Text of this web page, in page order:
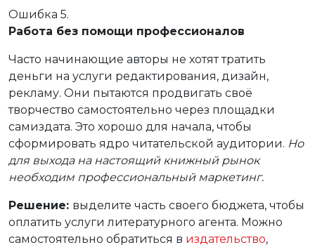
Ошибка 5.
Работа без помощи профессионалов
Часто начинающие авторы не хотят тратить
деньги на услуги редактирования, дизайн,
рекламу. Они пытаются продвигать своё
творчество самостоятельно через площадки
самиздата. Это хорошо для начала, чтобы
сформировать ядро читательской аудитории. Но
для выхода на настоящий книжный рынок
необходим профессиональный маркетинг.
Решение: выделите часть своего бюджета, чтобы
оплатить услуги литературного агента. Можно
самостоятельно обратиться в издательство,